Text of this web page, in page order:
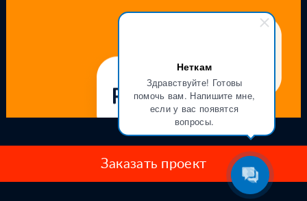
Неткам
Здравствуйте! Готовы
помочь вам. Напишите мне,
если у вас появятся
вопросы.
Заказать проект